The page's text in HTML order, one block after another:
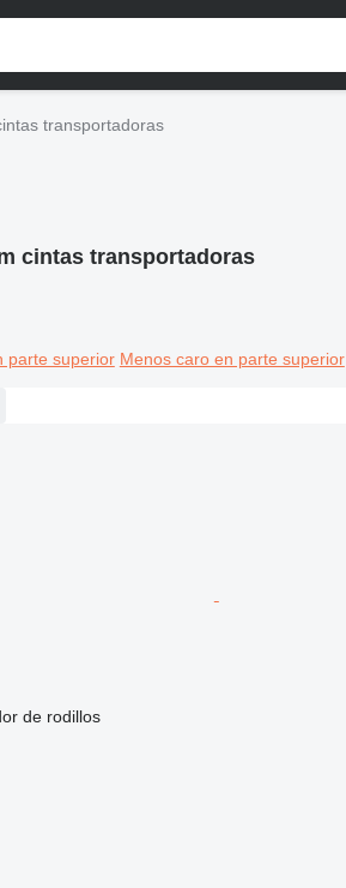
transportadoras
cintas transportadoras
parte superior Menos caro en parte superior
de rodillos